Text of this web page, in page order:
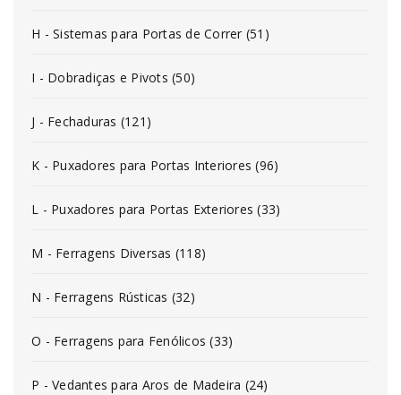
H - Sistemas para Portas de Correr (51)
I - Dobradiças e Pivots (50)
J - Fechaduras (121)
K - Puxadores para Portas Interiores (96)
L - Puxadores para Portas Exteriores (33)
M - Ferragens Diversas (118)
N - Ferragens Rústicas (32)
O - Ferragens para Fenólicos (33)
P - Vedantes para Aros de Madeira (24)